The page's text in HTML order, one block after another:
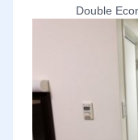
Double